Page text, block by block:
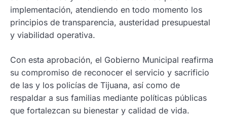
implementación, atendiendo en todo momento los
principios de transparencia, austeridad presupuestal
y viabilidad operativa.
Con esta aprobación, el Gobierno Municipal reafirma
su compromiso de reconocer el servicio y sacrificio
de las y los policías de Tijuana, así como de
respaldar a sus familias mediante políticas públicas
que fortalezcan su bienestar y calidad de vida.